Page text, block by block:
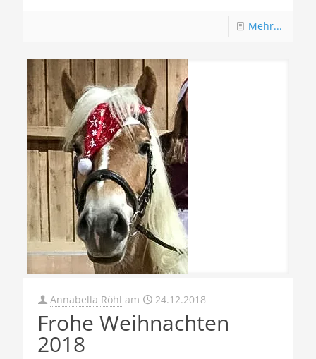
Mehr...
Annabella Röhl am 24.12.2018
Frohe Weihnachten
2018